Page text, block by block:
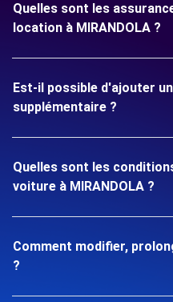
Quelles sont les
location à MIRANDOLA ?
Est-il possible d'ajouter
supplémentaire ?
Quelles sont les
voiture à MIRANDOLA ?
Comment modifier,
?